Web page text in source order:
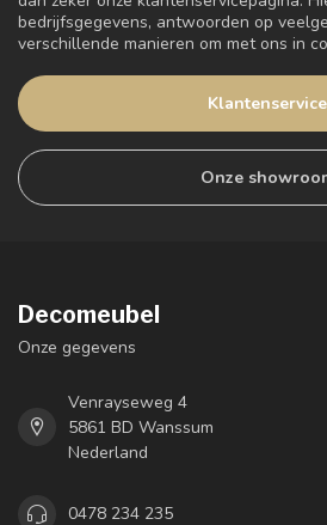
bedrijfsgegevens, antwoorden op
verschillende manieren om met ons in
Klantenservice
Onze
Decomeubel
Onze gegevens
Venrayseweg 4
5861 BD Wanssum
Nederland
0478 234 235